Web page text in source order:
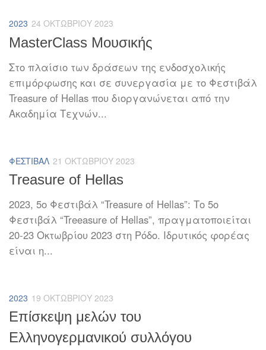
2023 24 ΟΚΤΩΒΡΊΟΥ 2023
MasterClass Μουσικής
Στο πλαίσιο των δράσεων της ενδοσχολικής
επιμόρφωσης και σε συνεργασία με το Φεστιβάλ
Treasure of Hellas που διοργανώνεται από την
Ακαδημία Τεχνών...
ΦΕΣΤΙΒΆΛ 21 ΟΚΤΩΒΡΊΟΥ 2023
Treasure of Hellas
2023, 5o Φεστιβάλ “Treasure of Hellas”: Το 5ο
Φεστιβάλ “Treeasure of Hellas”, πραγματοποιείται
20-23 Οκτωβρίου 2023 στη Ρόδο. Ιδρυτικός φορέας
είναι η...
2023 19 ΟΚΤΩΒΡΊΟΥ 2023
Επίσκεψη μελών του
Ελληνογερμανικού συλλόγου